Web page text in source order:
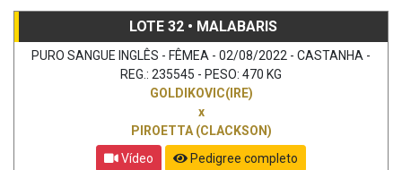
LOTE 32 • MALABARIS
PURO SANGUE INGLÊS - FÊMEA - 02/08/2022 - CASTANHA -
REG.: 235545 - PESO: 470 KG
GOLDIKOVIC(IRE)
x
PIROETTA (CLACKSON)
Vídeo
Pedigree completo